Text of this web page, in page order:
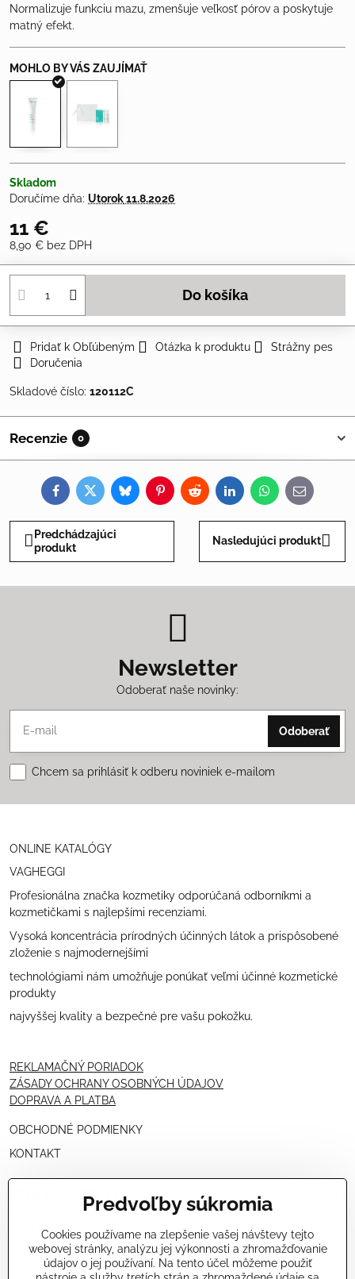
Normalizuje funkciu mazu, zmenšuje veľkosť pórov a poskytuje
matný efekt.
Skladom
Doručíme dňa: Utorok11.8.2026
11 €
8,90 € bez DPH
Do košíka
Pridať k Obľúbeným Otázka k produktu
Strážny pes
Doručenia
Skladové číslo: 120112C
Recenzie 0
FacebookTwitterBlueskyPinterestRedditLinkedInWhatsApp
E-
mail
Predchádzajúci
produkt
Nasledujúci produkt
Newsletter
Odoberať naše novinky:
Odoberať
Chcem sa prihlásiť k odberu noviniek e-mailom
ONLINE KATALÓGY
VAGHEGGI
Profesionálna značka kozmetiky odporúčaná odborníkmi a
kozmetičkami s najlepšími recenziami.
Vysoká koncentrácia prírodných účinných látok a prispôsobené
zloženie s najmodernejšími
technológiami nám umožňuje ponúkať veľmi účinné kozmetické
produkty
najvyššej kvality a bezpečné pre vašu pokožku.
REKLAMAČNÝ PORIADOK
ZÁSADY OCHRANY OSOBNÝCH ÚDAJOV
DOPRAVA A PLATBA
OBCHODNÉ PODMIENKY
KONTAKT
PRE KOZMETIČKY
VÝHODNÁ PONUKA PRE PROFESIONÁLOV
NÁVODY OŠETRENÍ - VIDEÁ
Predvoľby súkromia
Cookies používame na zlepšenie vašej návštevy tejto
webovej stránky, analýzu jej výkonnosti a zhromažďovanie
údajov o jej používaní. Na tento účel môžeme použiť